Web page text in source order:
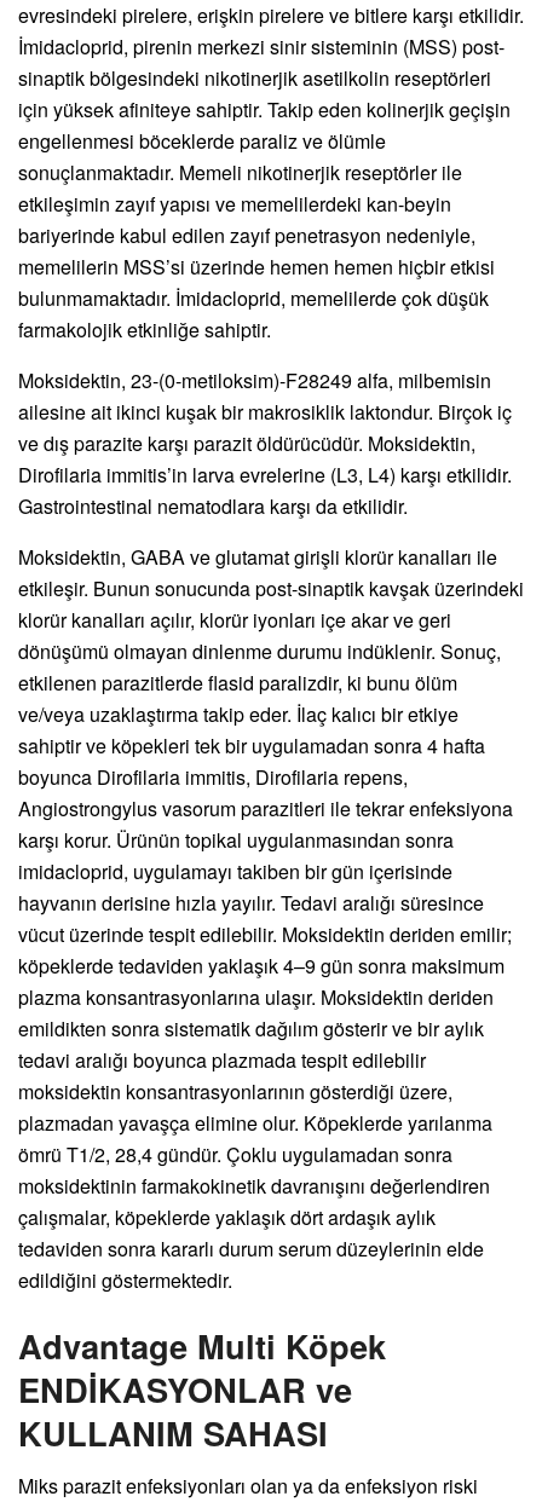
evresindeki pirelere, erişkin pirelere ve bitlere karşı etkilidir.
İmidacloprid, pirenin merkezi sinir sisteminin (MSS) post-
sinaptik bölgesindeki nikotinerjik asetilkolin reseptörleri
için yüksek afiniteye sahiptir. Takip eden kolinerjik geçişin
engellenmesi böceklerde paraliz ve ölümle
sonuçlanmaktadır. Memeli nikotinerjik reseptörler ile
etkileşimin zayıf yapısı ve memelilerdeki kan-beyin
bariyerinde kabul edilen zayıf penetrasyon nedeniyle,
memelilerin MSS’si üzerinde hemen hemen hiçbir etkisi
bulunmamaktadır. İmidacloprid, memelilerde çok düşük
farmakolojik etkinliğe sahiptir.
Moksidektin, 23-(0-metiloksim)-F28249 alfa, milbemisin
ailesine ait ikinci kuşak bir makrosiklik laktondur. Birçok iç
ve dış parazite karşı parazit öldürücüdür. Moksidektin,
Dirofilaria immitis’in larva evrelerine (L3, L4) karşı etkilidir.
Gastrointestinal nematodlara karşı da etkilidir.
Moksidektin, GABA ve glutamat girişli klorür kanalları ile
etkileşir. Bunun sonucunda post-sinaptik kavşak üzerindeki
klorür kanalları açılır, klorür iyonları içe akar ve geri
dönüşümü olmayan dinlenme durumu indüklenir. Sonuç,
etkilenen parazitlerde flasid paralizdir, ki bunu ölüm
ve/veya uzaklaştırma takip eder. İlaç kalıcı bir etkiye
sahiptir ve köpekleri tek bir uygulamadan sonra 4 hafta
boyunca Dirofilaria immitis, Dirofilaria repens,
Angiostrongylus vasorum parazitleri ile tekrar enfeksiyona
karşı korur. Ürünün topikal uygulanmasından sonra
imidacloprid, uygulamayı takiben bir gün içerisinde
hayvanın derisine hızla yayılır. Tedavi aralığı süresince
vücut üzerinde tespit edilebilir. Moksidektin deriden emilir;
köpeklerde tedaviden yaklaşık 4–9 gün sonra maksimum
plazma konsantrasyonlarına ulaşır. Moksidektin deriden
emildikten sonra sistematik dağılım gösterir ve bir aylık
tedavi aralığı boyunca plazmada tespit edilebilir
moksidektin konsantrasyonlarının gösterdiği üzere,
plazmadan yavaşça elimine olur. Köpeklerde yarılanma
ömrü T1/2, 28,4 gündür. Çoklu uygulamadan sonra
moksidektinin farmakokinetik davranışını değerlendiren
çalışmalar, köpeklerde yaklaşık dört ardaşık aylık
tedaviden sonra kararlı durum serum düzeylerinin elde
edildiğini göstermektedir.
Advantage Multi Köpek
ENDİKASYONLAR ve
KULLANIM SAHASI
Miks parazit enfeksiyonları olan ya da enfeksiyon riski